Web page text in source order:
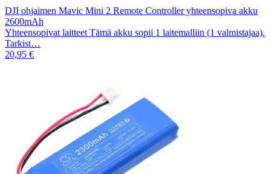
DJI ohjaimen Mavic Mini 2 Remote Controller yhteensopiva akku
2600mAh
Yhteensopivat laitteet Tämä akku sopii 1 laitemalliin (1 valmistajaa).
Tarkist…
20,95 €